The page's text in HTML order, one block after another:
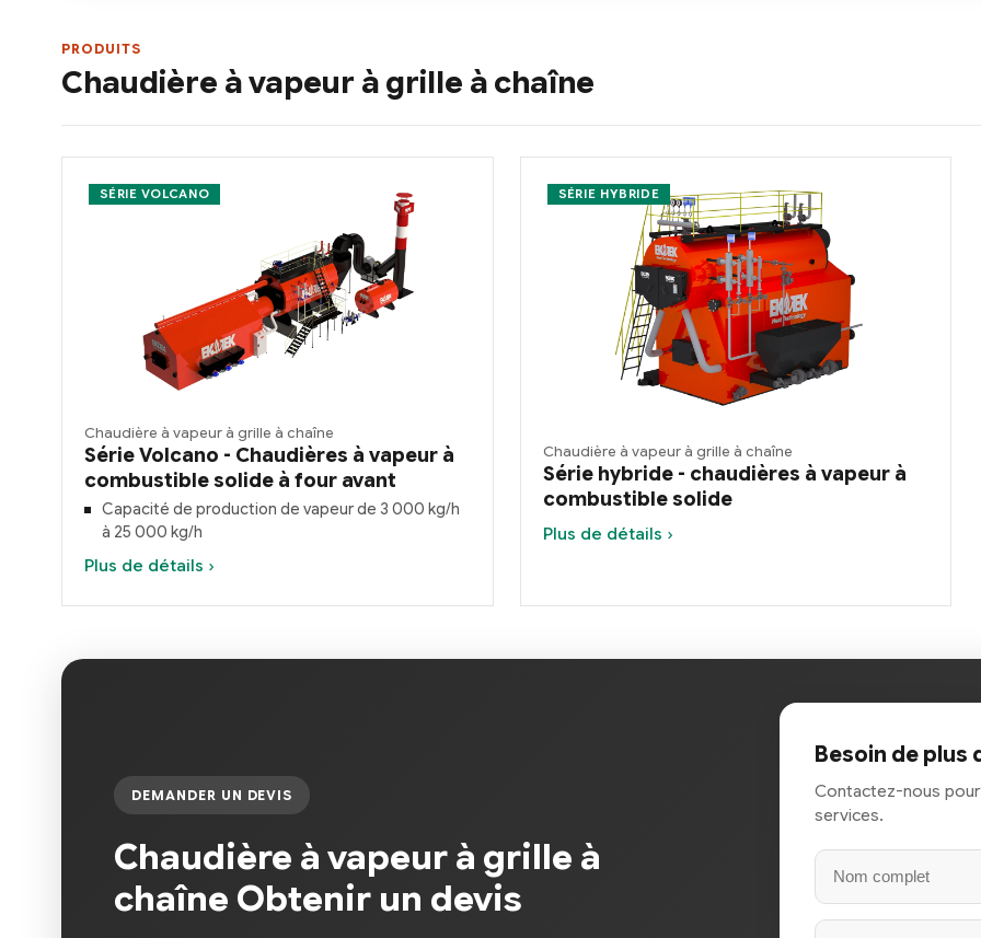
PRODUITS
Chaudière à vapeur à grille à chaîne
SÉRIE VOLCANO
Chaudière à vapeur à grille à chaîne
Série Volcano - Chaudières à vapeur à
combustible solide à four avant
Capacité de production de vapeur de 3 000 kg/h
à 25 000 kg/h
Plus de détails ›
SÉRIE HYBRIDE
Chaudière à vapeur à grille à chaîne
Série hybride - chaudières à vapeur à
combustible solide
Plus de détails ›
DEMANDER UN DEVIS
Chaudière à vapeur à grille à
chaîne Obtenir un devis
Besoin de
Contactez-nous
services.